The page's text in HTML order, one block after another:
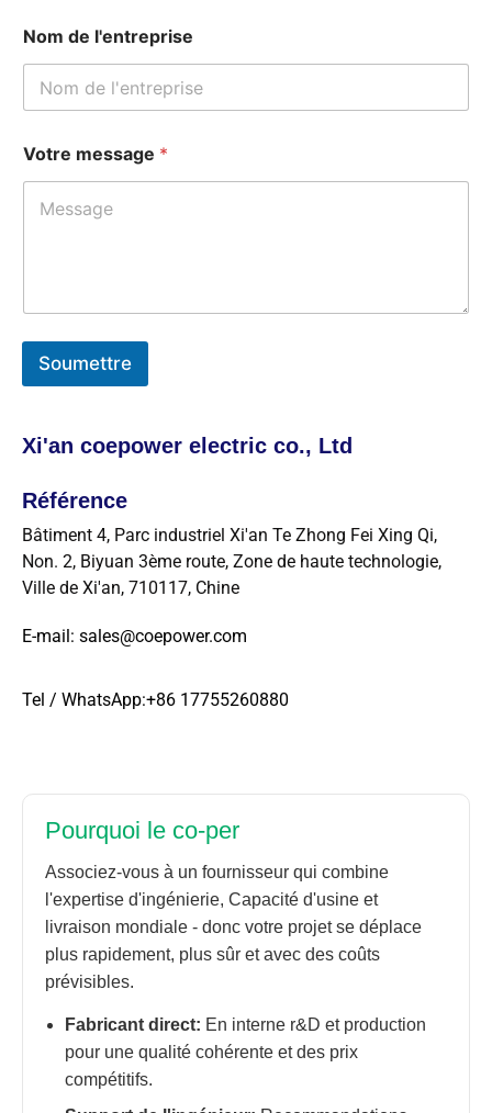
Nom de l'entreprise
Votre message *
Soumettre
Xi'an coepower electric co., Ltd
Référence
Bâtiment 4, Parc industriel Xi'an Te Zhong Fei Xing Qi,
Non. 2, Biyuan 3ème route, Zone de haute technologie,
Ville de Xi'an, 710117, Chine
E-mail: sales@coepower.com
Tel / WhatsApp:+86 17755260880
Pourquoi le co-per
Associez-vous à un fournisseur qui combine
l'expertise d'ingénierie, Capacité d'usine et
livraison mondiale - donc votre projet se déplace
plus rapidement, plus sûr et avec des coûts
prévisibles.
Fabricant direct: En interne r&D et production
pour une qualité cohérente et des prix
compétitifs.